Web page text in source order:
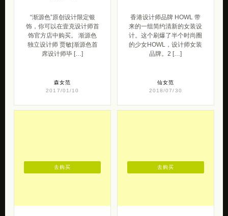
“渐源色”原创设计限定银
饰，你可以在壹克设计师首
饰官方店中购买。 渐源色
独立设计师 贾敏|渐源色首
席设计师毕 […]
森女范
2017/01/10
香港设计师品牌 HOWL 带
来的一组简约清新的女装设
计。这个刷爆了半个时尚圈
的少女HOWL，设计师女装
品牌。2 […]
仙女范
2018/07/30
去购买 去购买